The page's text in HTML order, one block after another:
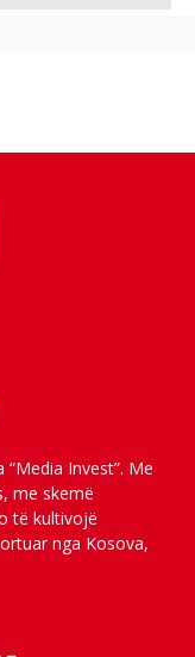
Invest”. Me
me skemë
të kultivojë
nga Kosova,